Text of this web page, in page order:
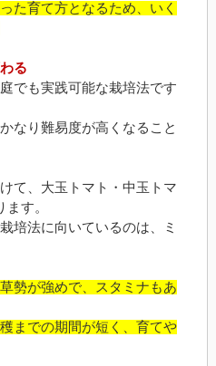
た育て方となるため、いく
る
でも実践可能な栽培法です
なり難易度が高くなること
て、大玉トマト・中玉トマ
す。
培法に向いているのは、ミ
勢が強めで、スタミナもあ
までの期間が短く、育てや